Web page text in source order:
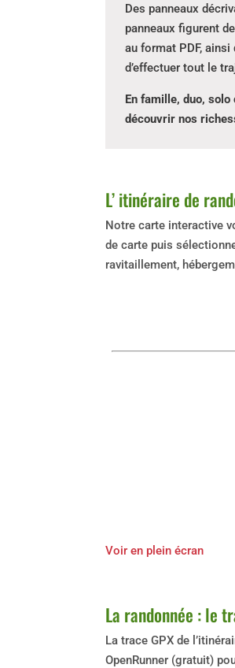
Des panneaux
panneaux figurent
au format PDF,
d’effectuer tout le
En famille, duo,
découvrir nos
L’ itinéraire de
Notre carte interactive
de carte puis
ravitaillement,
Voir en plein écran
La randonnée : le
La trace GPX de
OpenRunner (gratuit)